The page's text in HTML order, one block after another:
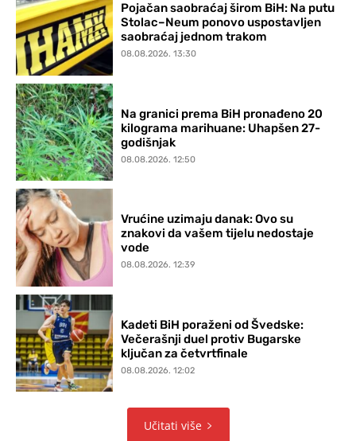
Pojačan saobraćaj širom BiH: Na putu
Stolac–Neum ponovo uspostavljen
saobraćaj jednom trakom
08.08.2026. 13:30
Na granici prema BiH pronađeno 20
kilograma marihuane: Uhapšen 27-
godišnjak
08.08.2026. 12:50
Vrućine uzimaju danak: Ovo su
znakovi da vašem tijelu nedostaje
vode
08.08.2026. 12:39
Kadeti BiH poraženi od Švedske:
Večerašnji duel protiv Bugarske
ključan za četvrtfinale
08.08.2026. 12:02
Učitati više